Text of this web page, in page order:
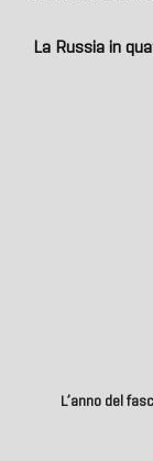
La Russia in
L’anno del